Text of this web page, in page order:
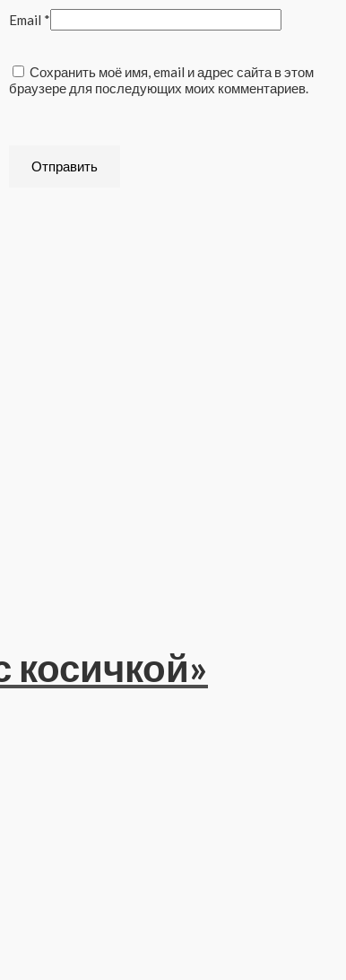
Email *
Сохранить моё имя, email и адрес сайта в этом
браузере для последующих моих комментариев.
косичкой»